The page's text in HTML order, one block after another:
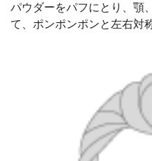
パウダーをパフにとり、顎
て、ポンポンポンと左右対